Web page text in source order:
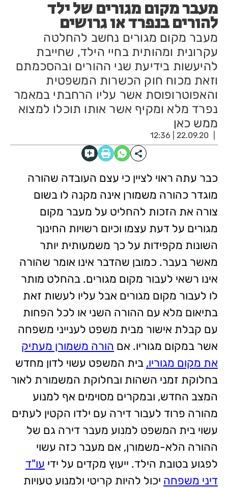
מעבר מקום מגורים של ילד
להורים בנפרד או גרושים
מעבר מקום מגורים נחשב להחלטה
עקרונית ומהותית בחיי הילד, שחייבת
להיעשות בידיעת שני ההורים ובהסכמתם
וזאת מכוח חוק הכשרות המשפטית
והאפוטרופוסת אשר עליו הרחבתי במאמר
נפרד מלא ומקיף אשר אותו תוכלו למצוא
ממש כאן
22.09.20 | 12:36
כבר עתה ראוי לציין כי עצם העובדה שהורה
מוגדר כהורה משמורן אינה מקנה לו בשום
צורה את הזכות להחליט על מעבר מקום
מגורים על דעת עצמו וכיום רשויות החינוך
השונות מקפידות על כך משמעותית יותר
מאשר בעבר. כמובן שהדבר אינו אומר שהורה
אינו רשאי לעבור מקום מגורים. בהחלט מותר
לו לעבור מקום מגורים אבל עליו לעשות זאת
בתיאום מלא עם ההורה השני או לכל הפחות
עם קבלת אישור מבית משפט לענייני משפחה
אשר במקום מגוריו. אם הורה משמורן מעתיק
את מקום מגוריו, בית המשפט עשוי לדון מחדש
בחלוקת זמני השהות ובחלוקת המשמורת לאור
המצב החדש, ובמקרים מסוימים אף למנוע
מהורה פרוד לעבור דירה עם ילדו הקטין לעתים
עשוי בית המשפט למנוע מעבר דירה גם של
ההורה הלא-משמורן, אם מעבר כזה עשוי
לפגוע בטובת הילד. ייעוץ מקדים על ידי עו"ד
דיני משפחה יכול להיות קריטי ולמנוע טעויות